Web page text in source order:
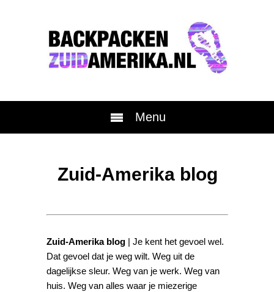
Menu
Zuid-Amerika blog
Zuid-Amerika blog | Je kent het gevoel wel.
Dat gevoel dat je weg wilt. Weg uit de
dagelijkse sleur. Weg van je werk. Weg van
huis. Weg van alles waar je miezerige